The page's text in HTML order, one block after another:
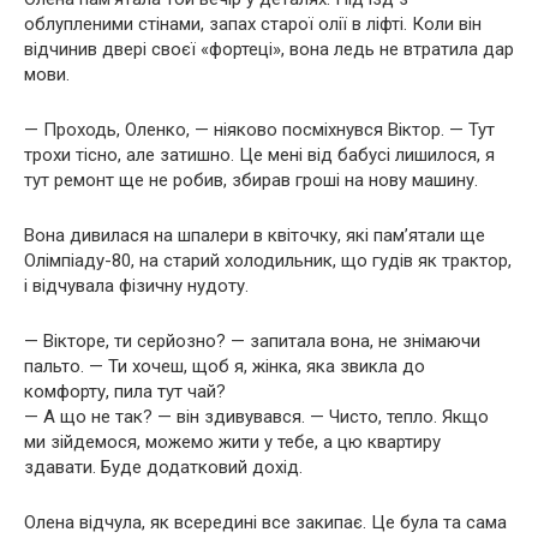
облупленими стінами, запах старої олії в ліфті. Коли він
відчинив двері своєї «фортеці», вона ледь не втратила дар
мови.
— Проходь, Оленко, — ніяково посміхнувся Віктор. — Тут
трохи тісно, але затишно. Це мені від бабусі лишилося, я
тут ремонт ще не робив, збирав гроші на нову машину.
Вона дивилася на шпалери в квіточку, які пам’ятали ще
Олімпіаду-80, на старий холодильник, що гудів як трактор,
і відчувала фізичну нудоту.
— Вікторе, ти серйозно? — запитала вона, не знімаючи
пальто. — Ти хочеш, щоб я, жінка, яка звикла до
комфорту, пила тут чай?
— А що не так? — він здивувався. — Чисто, тепло. Якщо
ми зійдемося, можемо жити у тебе, а цю квартиру
здавати. Буде додатковий дохід.
Олена відчула, як всередині все закипає. Це була та сама